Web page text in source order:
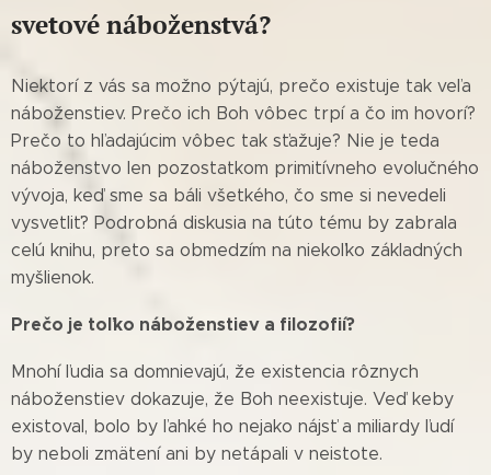
svetové náboženstvá?
Niektorí z vás sa možno pýtajú, prečo existuje tak veľa
náboženstiev. Prečo ich Boh vôbec trpí a čo im hovorí?
Prečo to hľadajúcim vôbec tak sťažuje? Nie je teda
náboženstvo len pozostatkom primitívneho evolučného
vývoja, keď sme sa báli všetkého, čo sme si nevedeli
vysvetliť? Podrobná diskusia na túto tému by zabrala
celú knihu, preto sa obmedzím na niekoľko základných
myšlienok.
Prečo je toľko náboženstiev a filozofií?
Mnohí ľudia sa domnievajú, že existencia rôznych
náboženstiev dokazuje, že Boh neexistuje. Veď keby
existoval, bolo by ľahké ho nejako nájsť a miliardy ľudí
by neboli zmätení ani by netápali v neistote.